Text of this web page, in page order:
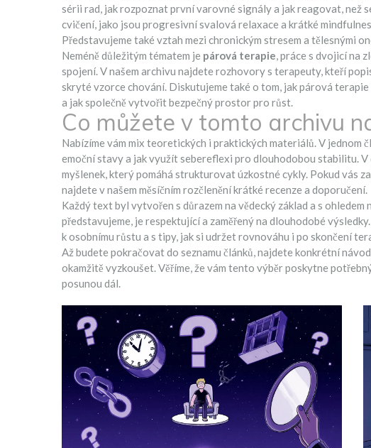
sérii rad, jak rozpoznat první varovné signály a jak reagovat, než
cvičení, jako jsou progresivní svalová relaxace a krátké
Představujeme také vztah mezi chronickým stresem a tělesnými
Neméně důležitým tématem je párová terapie,práce s dvojicí na
spojení. V našem archivu najdete rozhovory s terapeuty, kteří
skryté vzorce chování. Diskutujeme také o tom, jak párová
a jak společně vytvořit bezpečný prostor pro růst.
Co můžete v tomto archivu
Nabízíme vám mix teoretických i praktických materiálů. V jednom
emoční stavy a jak využít sebereflexi pro dlouhodobou stabilitu.
myšlenek, který pomáhá strukturovat úzkostné cykly. Pokud vás
najdete v našem měsíčním rozčlenění krátké recenze a doporučení.
Každý text byl vytvořen s důrazem na vědecký základ a s
představujeme, je respektující a zaměřený na dlouhodobé
k osobnímu růstu a s tipy, jak si udržet rovnováhu i po skončení
Až budete pokračovat do seznamu článků, najdete konkrétní
okamžitě vyzkoušet. Věříme, že vám tento výběr poskytne
posunou dál.